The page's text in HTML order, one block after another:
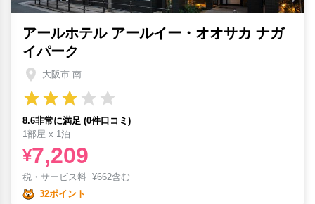
アールホテル アールイー・オオサカ ナガ
イパーク
大阪市 南
8.6非常に満足 (0件口コミ)
1部屋 x 1泊
¥7,209
税・サービス料 ¥662含む
32ポイント